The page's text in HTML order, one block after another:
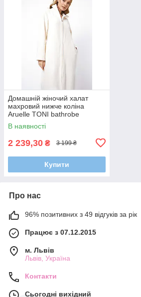
Домашній жіночий халат
махровий нижче коліна
Aruelle TONI bathrobe
closeup, Теплий стильный
халат
В наявності
2 239,30 ₴ 3 199 ₴
Купити
Про нас
96% позитивних з 49 відгуків за рік
Працює з 07.12.2015
м. Львів
Львів, Україна
Контакти
Сьогодні вихідний